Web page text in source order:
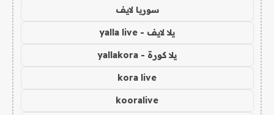
سوريا لايف
يلا لايف - yalla live
يلا كورة - yallakora
kora live
kooralive